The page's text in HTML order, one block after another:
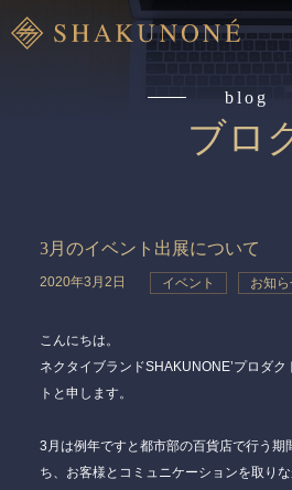
blog
ブロ
3月のイベント出展について
2020年3月2日 イベント お知
こんにちは。
ネクタイブランドSHAKUNONE’プロダ
トと申します。
3月は例年ですと都市部の百貨店で行う期
ち、お客様とコミュニケーションを取り